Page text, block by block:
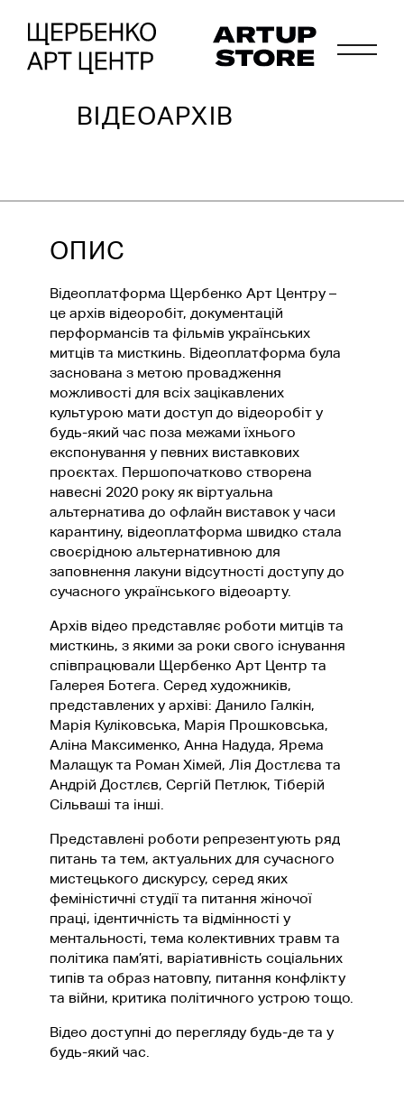
ВІДЕОАРХІВ
ОПИС
Відеоплатформа Щербенко Арт Центру –
це архів відеоробіт, документацій
перформансів та фільмів українських
митців та мисткинь. Відеоплатформа була
заснована з метою провадження
можливості для всіх зацікавлених
культурою мати доступ до відеоробіт у
будь-який час поза межами їхнього
експонування у певних виставкових
проєктах. Першопочатково створена
навесні 2020 року як віртуальна
альтернатива до офлайн виставок у часи
карантину, відеоплатформа швидко стала
своєрідною альтернативною для
заповнення лакуни відсутності доступу до
сучасного українського відеоарту.
Архів відео представляє роботи митців та
мисткинь, з якими за роки свого існування
співпрацювали Щербенко Арт Центр та
Галерея Ботега. Серед художників,
представлених у архіві: Данило Галкін,
Марія Куліковська, Марія Прошковська,
Аліна Максименко, Анна Надуда, Ярема
Малащук та Роман Хімей, Лія Достлєва та
Андрій Достлєв, Сергій Петлюк, Тіберій
Сільваші та інші.
Представлені роботи репрезентують ряд
питань та тем, актуальних для сучасного
мистецького дискурсу, серед яких
феміністичні студії та питання жіночої
праці, ідентичність та відмінності у
ментальності, тема колективних травм та
політика пам’яті, варіативність соціальних
типів та образ натовпу, питання конфлікту
та війни, критика політичного устрою тощо.
Відео доступні до перегляду будь-де та у
будь-який час.